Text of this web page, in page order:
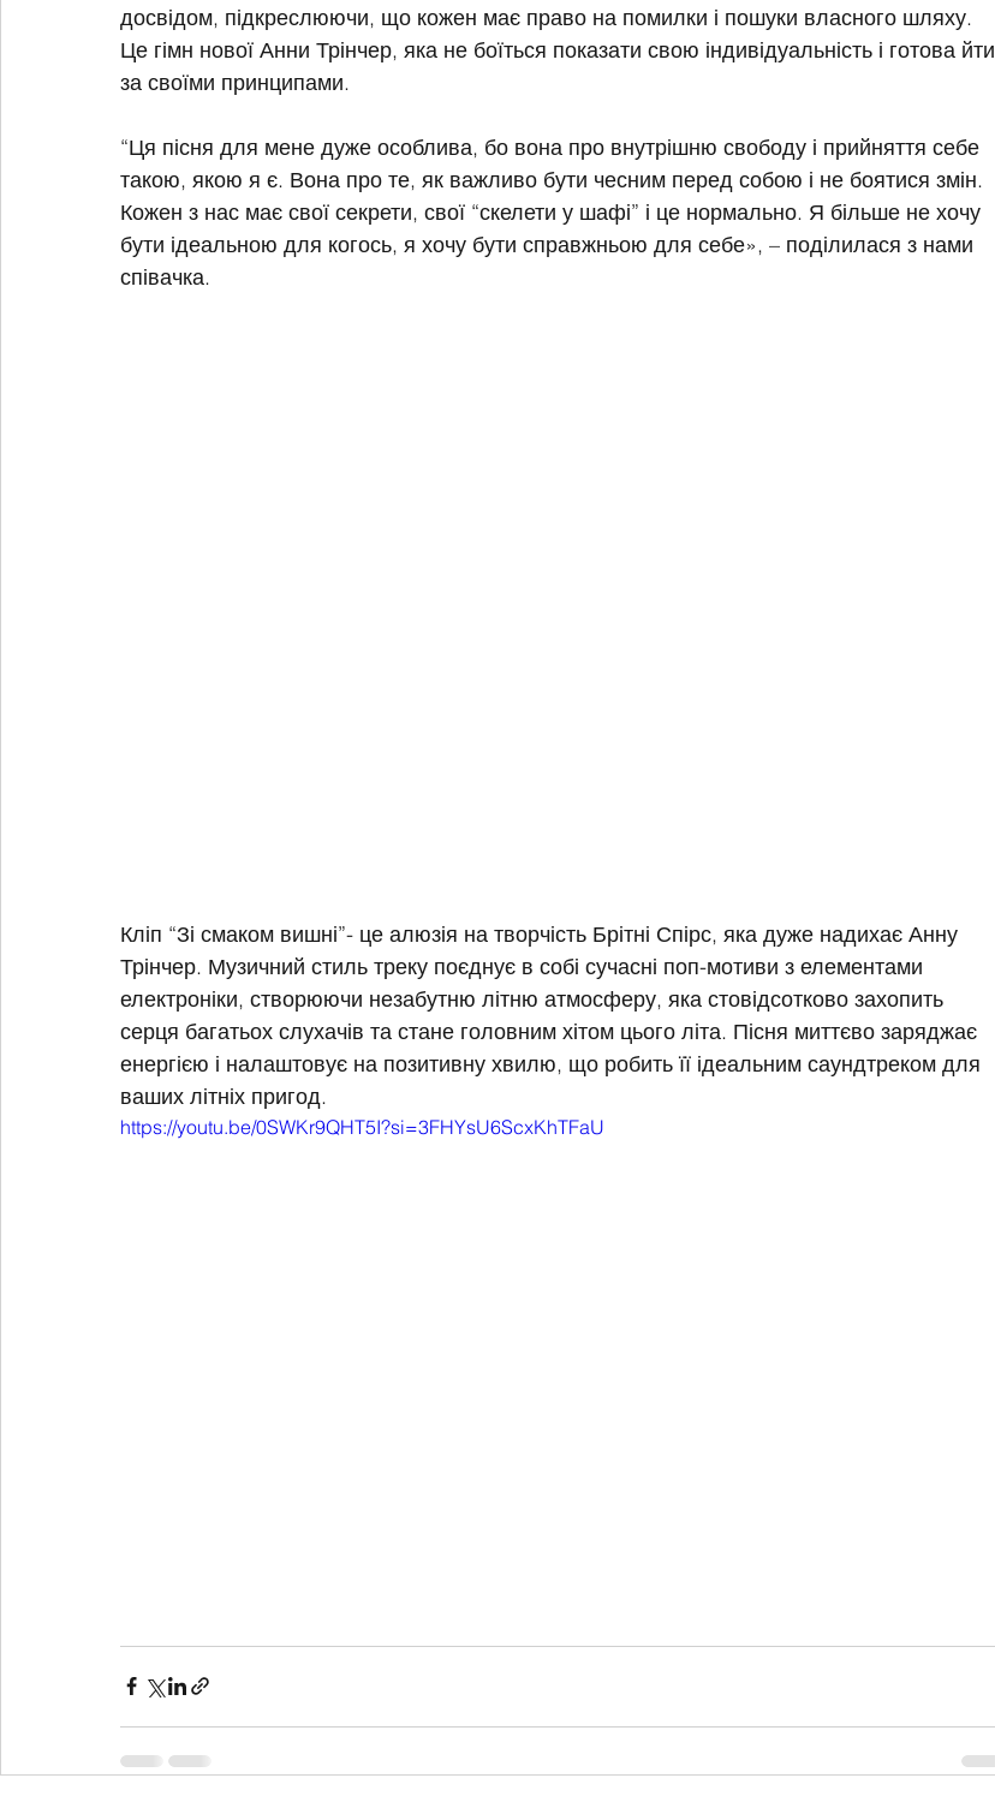
досвідом, підкреслюючи, що кожен має право на помилки і пошуки власного шляху.
Це гімн нової Анни Трінчер, яка не боїться показати свою індивідуальність і готова йти
за своїми принципами.
“Ця пісня для мене дуже особлива, бо вона про внутрішню свободу і прийняття себе
такою, якою я є. Вона про те, як важливо бути чесним перед собою і не боятися змін.
Кожен з нас має свої секрети, свої “скелети у шафі” і це нормально. Я більше не хочу
бути ідеальною для когось, я хочу бути справжньою для себе», – поділилася з нами
співачка.
Кліп “Зі смаком вишні”- це алюзія на творчість Брітні Спірс, яка дуже надихає Анну
Трінчер. Музичний стиль треку поєднує в собі сучасні поп-мотиви з елементами
електроніки, створюючи незабутню літню атмосферу, яка стовідсотково захопить
серця багатьох слухачів та стане головним хітом цього літа. Пісня миттєво заряджає
енергією і налаштовує на позитивну хвилю, що робить її ідеальним саундтреком для
ваших літніх пригод.
https://youtu.be/0SWKr9QHT5I?si=3FHYsU6ScxKhTFaU